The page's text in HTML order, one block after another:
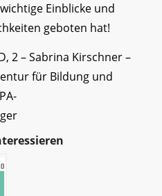
Einblicke und
geboten hat!
2 – Sabrina Kirschner –
für Bildung und